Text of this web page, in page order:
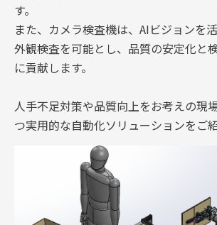
す。
また、カメラ検査機は、AIビジョンを
外観検査を可能とし、品質の安定化と
に貢献します。
人手不足対策や品質向上をお考えの現
つ実用的な自動化ソリューションをご